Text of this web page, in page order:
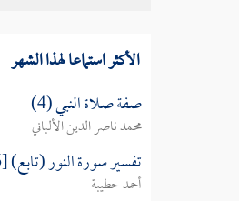
الأكثر استماعا لهذا الشهر
صفة صلاة النبي (4)
محمد ناصر الدين الألباني
تفسير سورة النور (تابع) [6 - 10]
أحمد حطيبة